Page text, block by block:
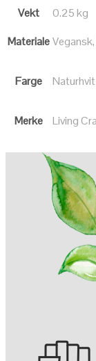
Vekt
0.25 kg
Materiale
Farge Naturhvit
Merke Living